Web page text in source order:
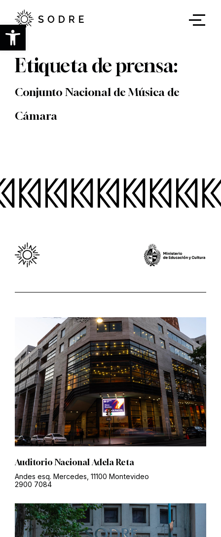
Abrir barra de herramientas
contenido
principal
Etiqueta de prensa:
Conjunto Nacional de Música de
Cámara
Auditorio Nacional Adela Reta
Andes esq. Mercedes, 11100 Montevideo
2900 7084